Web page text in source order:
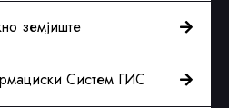
земјиште
Систем ГИС